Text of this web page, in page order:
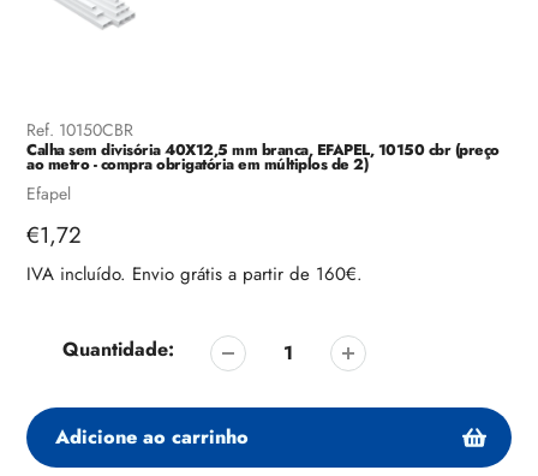
Ref. 10150CBR
Calha sem divisória 40X12,5 mm branca, EFAPEL, 10150 cbr (preço
ao metro - compra obrigatória em múltiplos de 2)
Fornecedor
Efapel
Preço
regular
€1,72
IVA incluído. Envio grátis a partir de 160€.
Quantidade:
Adicione ao carrinho